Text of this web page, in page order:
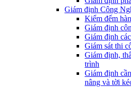
Giám định Công
Kiểm đếm
Giám định
Giám định
Giám sát thi
Giám định,
trình
Giám định
nâng và tời